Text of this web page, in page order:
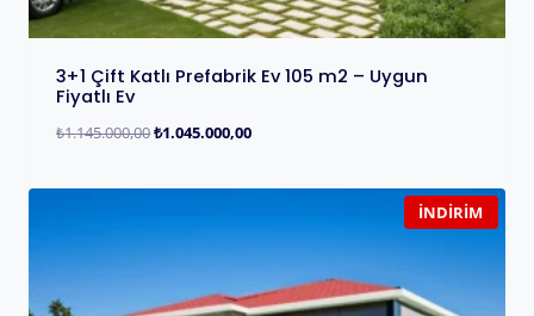
3+1 Çift Katlı Prefabrik Ev 105 m2 – Uygun
Fiyatlı Ev
₺1.145.000,00₺1.045.000,00
İNDIRIM